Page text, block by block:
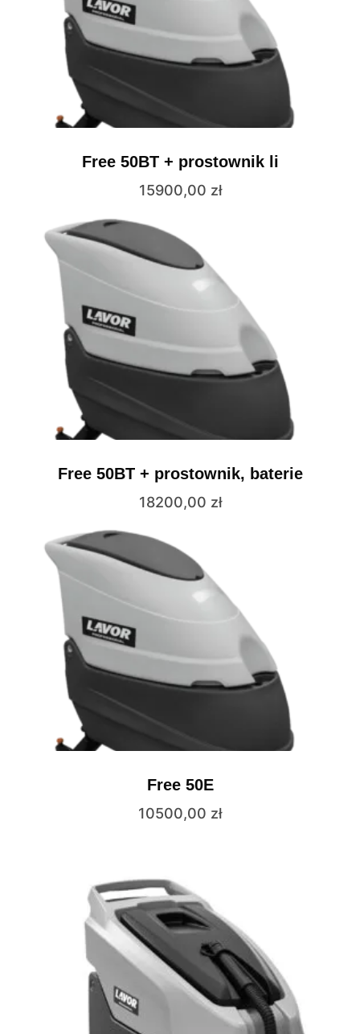
Free 50BT + prostownik li
15900,00 zł
Free 50BT + prostownik, baterie
18200,00 zł
Free 50E
10500,00 zł